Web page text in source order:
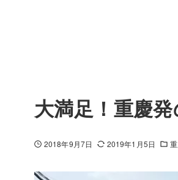
大満足！重慶
2018年9月7日 2019年1月5日